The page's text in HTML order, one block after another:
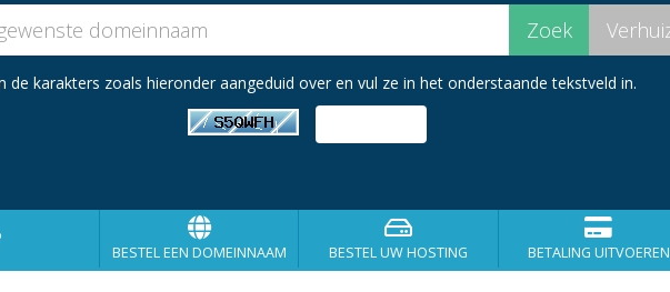
de karakters zoals hieronder aangeduid over en vul ze in het onderstaande tekstveld in.
BESTEL EEN DOMEINNAAM BESTEL UW HOSTING BETALING UITVOEREN